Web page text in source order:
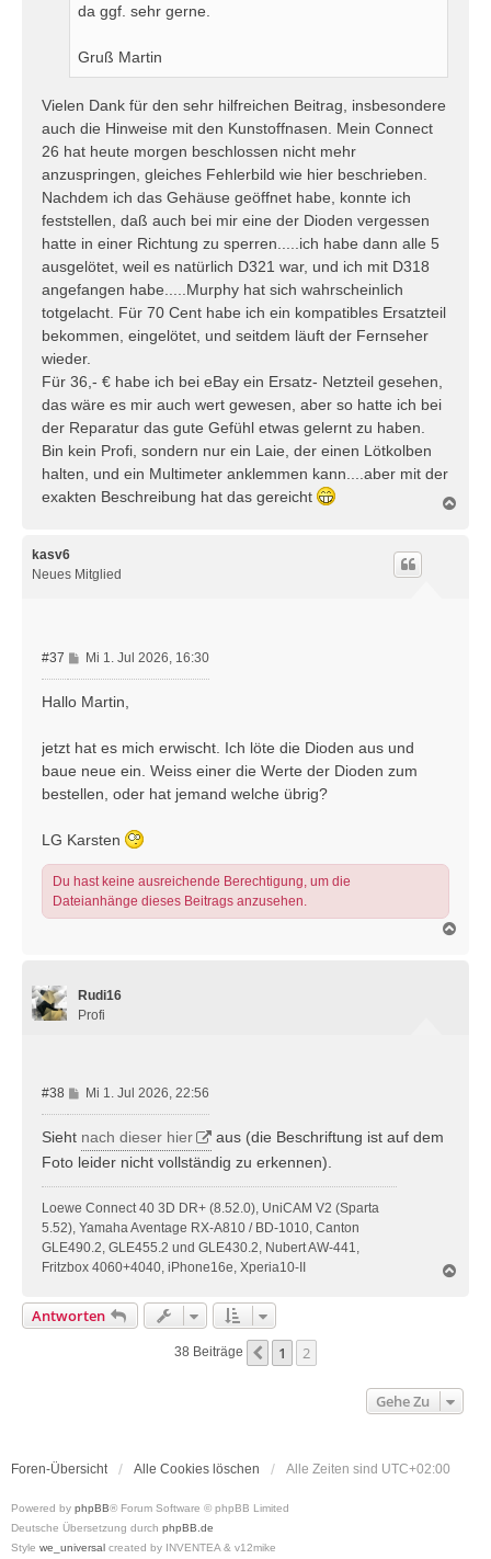
da ggf. sehr gerne.
Gruß Martin
Vielen Dank für den sehr hilfreichen Beitrag, insbesondere
auch die Hinweise mit den Kunstoffnasen. Mein Connect
26 hat heute morgen beschlossen nicht mehr
anzuspringen, gleiches Fehlerbild wie hier beschrieben.
Nachdem ich das Gehäuse geöffnet habe, konnte ich
feststellen, daß auch bei mir eine der Dioden vergessen
hatte in einer Richtung zu sperren.....ich habe dann alle 5
ausgelötet, weil es natürlich D321 war, und ich mit D318
angefangen habe.....Murphy hat sich wahrscheinlich
totgelacht. Für 70 Cent habe ich ein kompatibles Ersatzteil
bekommen, eingelötet, und seitdem läuft der Fernseher
wieder.
Für 36,- € habe ich bei eBay ein Ersatz- Netzteil gesehen,
das wäre es mir auch wert gewesen, aber so hatte ich bei
der Reparatur das gute Gefühl etwas gelernt zu haben.
Bin kein Profi, sondern nur ein Laie, der einen Lötkolben
halten, und ein Multimeter anklemmen kann....aber mit der
exakten Beschreibung hat das gereicht
kasv6
Neues Mitglied
#37
B
e
i
a
g
Mi 1. Jul 2026, 16:30
Hallo Martin,
jetzt hat es mich erwischt. Ich löte die Dioden aus und
baue neue ein. Weiss einer die Werte der Dioden zum
bestellen, oder hat jemand welche übrig?
LG Karsten
Du hast keine ausreichende Berechtigung, um die
Dateianhänge dieses Beitrags anzusehen.
Rudi16
Profi
#38
B
e
i
t
r
a
g
Mi 1. Jul 2026, 22:56
Sieht nach dieser hier
aus (die Beschriftung ist auf dem
Foto leider nicht vollständig zu erkennen).
Loewe Connect 40 3D DR+ (8.52.0), UniCAM V2 (Sparta
5.52), Yamaha Aventage RX-A810 / BD-1010, Canton
GLE490.2, GLE455.2 und GLE430.2, Nubert AW-441,
Fritzbox 4060+4040, iPhone16e, Xperia10-II
n
Antworten
38 Beiträge Vorherige
1 2
Gehe Zu
Foren-Übersicht Alle Cookies löschen Alle Zeiten sind UTC+02:00
Powered by phpBB® Forum Software © phpBB Limited
Deutsche Übersetzung durch phpBB.de
Style we_universal created by INVENTEA & v12mike